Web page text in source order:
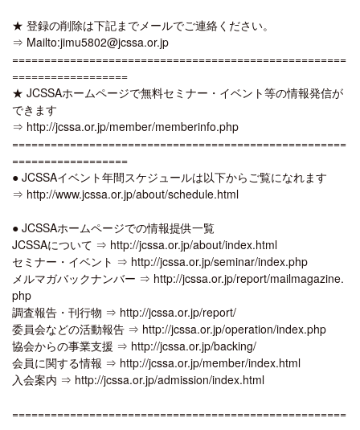
★ 登録の削除は下記までメールでご連絡ください。
⇒ Mailto:jimu5802@jcssa.or.jp
====================================================
==================
★ JCSSAホームページで無料セミナー・イベント等の情報発信が
できます
⇒ http://jcssa.or.jp/member/memberinfo.php
====================================================
==================
● JCSSAイベント年間スケジュールは以下からご覧になれます
⇒ http://www.jcssa.or.jp/about/schedule.html
● JCSSAホームページでの情報提供一覧
JCSSAについて ⇒ http://jcssa.or.jp/about/index.html
セミナー・イベント ⇒ http://jcssa.or.jp/seminar/index.php
メルマガバックナンバー ⇒ http://jcssa.or.jp/report/mailmagazine.
php
調査報告・刊行物 ⇒ http://jcssa.or.jp/report/
委員会などの活動報告 ⇒ http://jcssa.or.jp/operation/index.php
協会からの事業支援 ⇒ http://jcssa.or.jp/backing/
会員に関する情報 ⇒ http://jcssa.or.jp/member/index.html
入会案内 ⇒ http://jcssa.or.jp/admission/index.html
====================================================